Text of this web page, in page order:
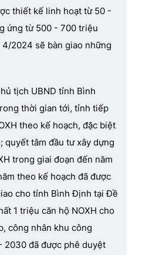
thiết kế linh hoạt từ 50 -
ứng từ 500 - 700 triệu
2024 sẽ bàn giao những
tịch UBND tỉnh Bình
thời gian tới, tỉnh tiếp
theo kế hoạch, đặc biệt
quyết tâm đầu tư xây dựng
trong giai đoạn đến năm
theo kế hoạch đã được
cho tỉnh Bình Định tại Đề
1 triệu căn hộ NOXH cho
công nhân khu công
2030 đã được phê duyệt